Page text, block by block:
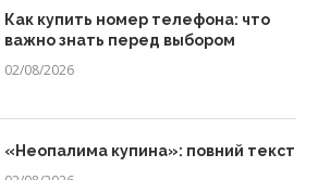
Как купить номер телефона: что
важно знать перед выбором
02/08/2026
«Неопалима купина»: повний текст